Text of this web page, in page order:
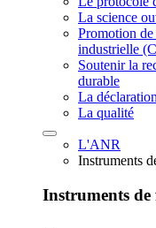
La science
Promotion
industrielle
Soutenir la
durable
La
La qualité
L'ANR
Instruments
Instruments de